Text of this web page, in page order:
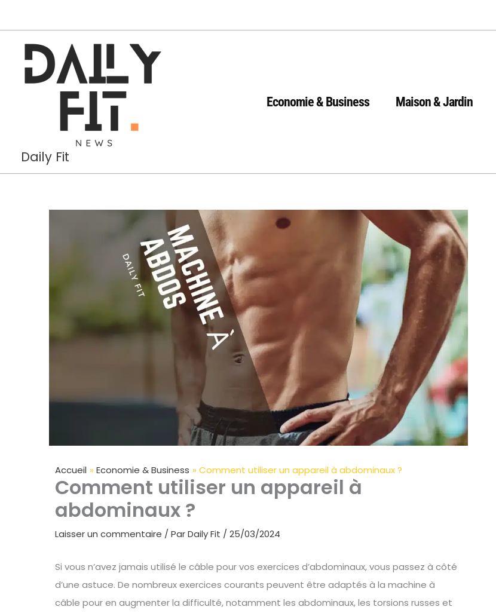
Daily Fit
Economie & Business Maison & Jardin
Accueil Economie & Business Comment utiliser un appareil à abdominaux ?
Comment utiliser un appareil à
abdominaux ?
Laisser un commentaire / ParDaily Fit /25/03/2024
Si vous n’avez jamais utilisé le câble pour vos exercices d’abdominaux, vous passez à côté
d’une astuce. De nombreux exercices courants peuvent être adaptés à la machine à
câble pour en augmenter la difficulté, notamment les abdominaux, les torsions russes et